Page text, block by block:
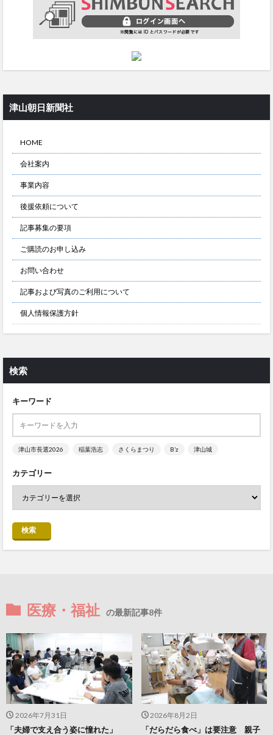
津山朝日新聞社
HOME
会社案内
事業内容
後援依頼について
記事募集の要項
ご購読のお申し込み
お問い合わせ
記事および写真のご利用について
個人情報保護方針
検索
キーワード
津山市長選2026 稲葉浩志 さくらまつり B’z 津山城
カテゴリー
検索
医療・福祉 の最新記事8件
2026年8月2日
「だらだら食べ」は要注意 親子
2026年7月31日
「夫婦で支え合う姿に憧れた」